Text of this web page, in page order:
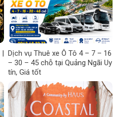
Dịch vụ Thuê xe Ô Tô 4 – 7 – 16
– 30 – 45 chỗ tại Quảng Ngãi Uy
tín, Giá tốt